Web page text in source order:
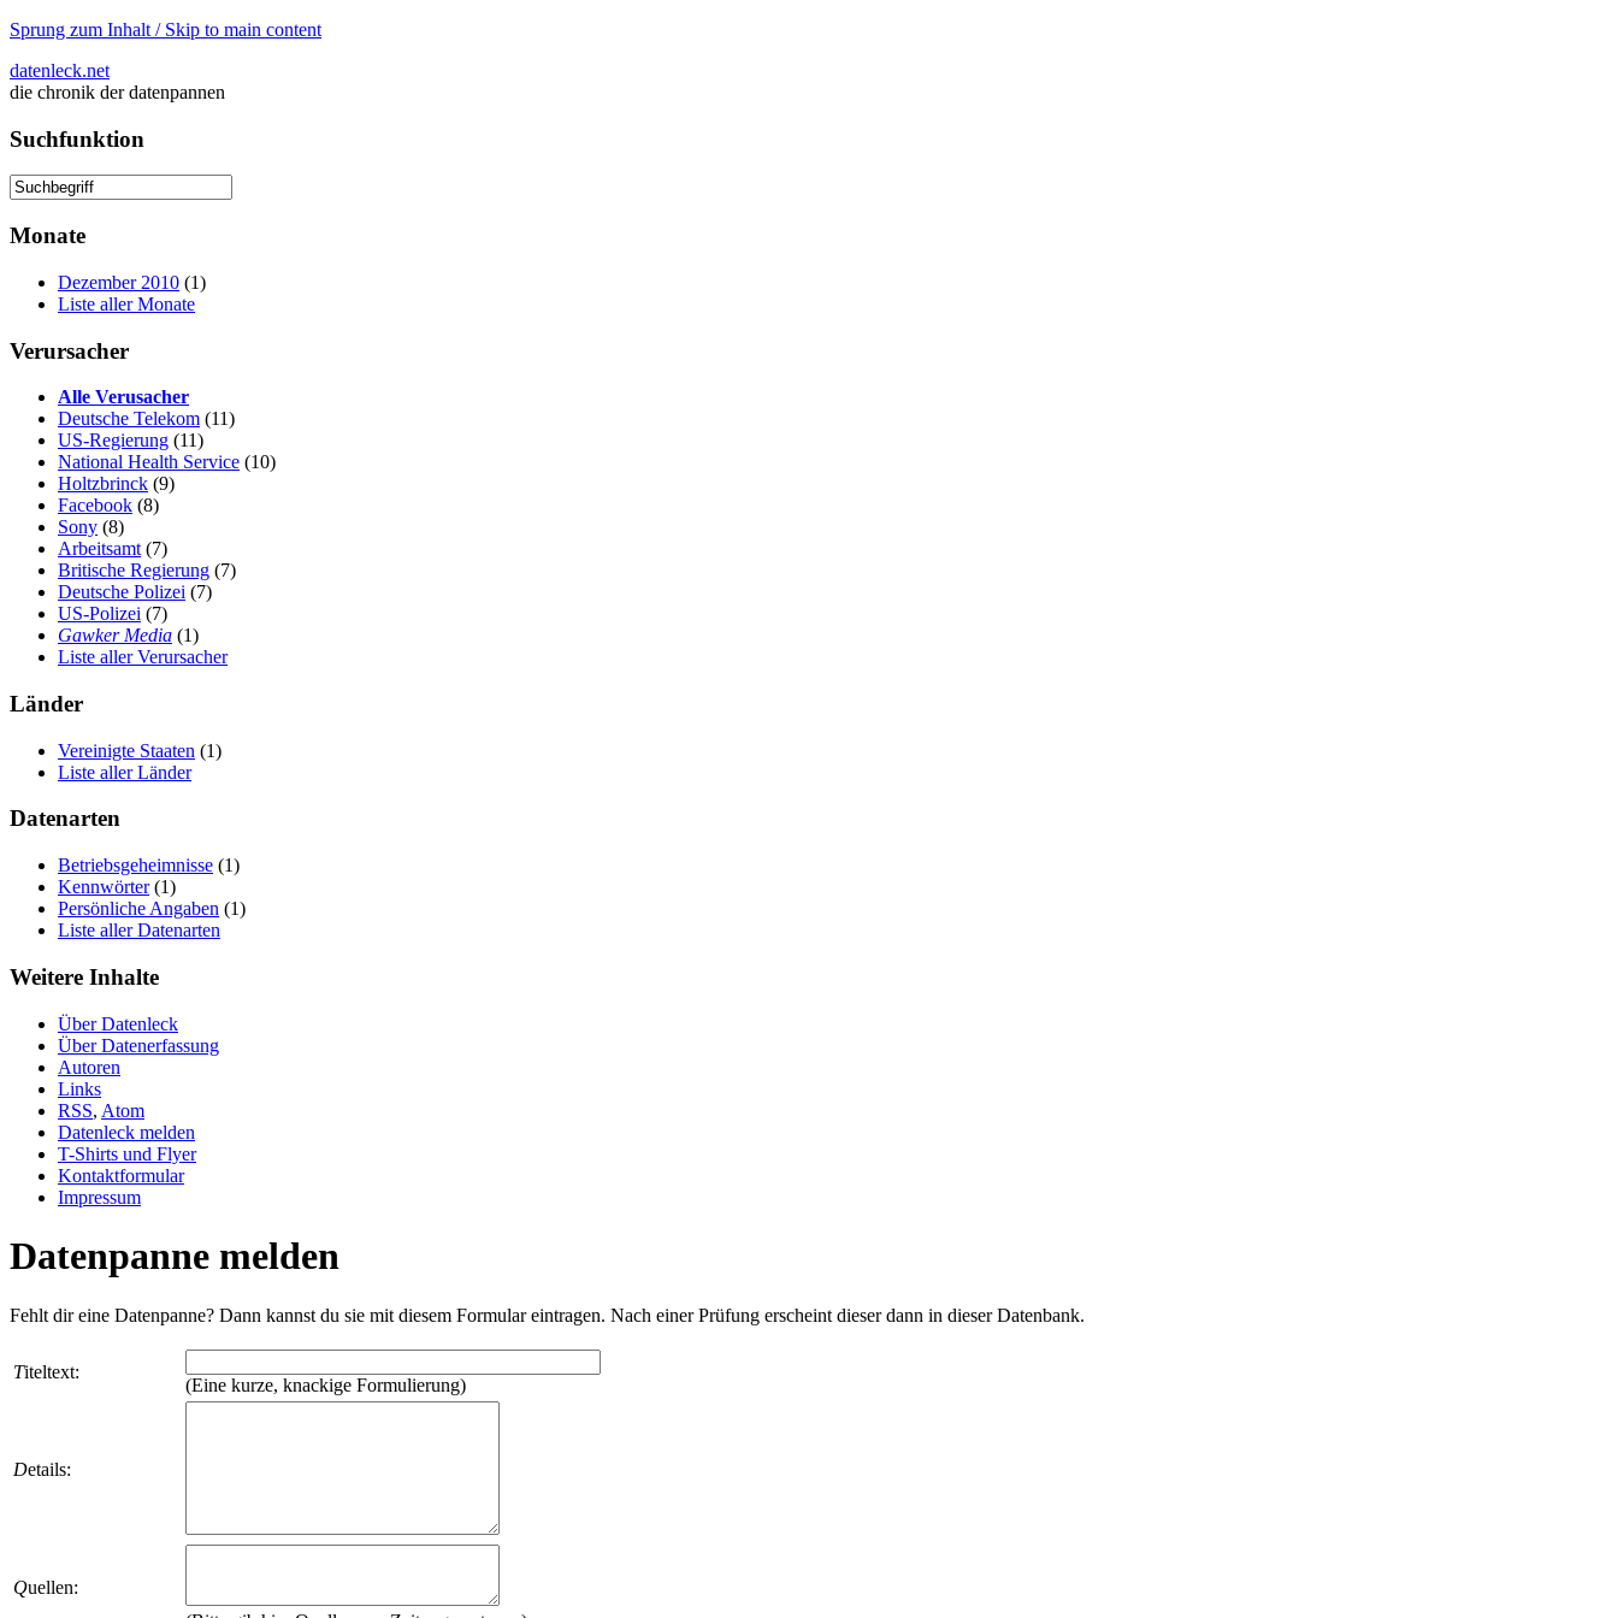
Sprung zum Inhalt / Skip to main content
datenleck.net
die chronik der datenpannen
Suchfunktion
Monate
Dezember 2010 (1)
Liste aller Monate
Verursacher
Alle Verusacher
Deutsche Telekom (11)
US-Regierung (11)
National Health Service (10)
Holtzbrinck (9)
Facebook (8)
Sony (8)
Arbeitsamt (7)
Britische Regierung (7)
Deutsche Polizei (7)
US-Polizei (7)
Gawker Media (1)
Liste aller Verursacher
Länder
Vereinigte Staaten (1)
Liste aller Länder
Datenarten
Betriebsgeheimnisse (1)
Kennwörter(1)
Persönliche Angaben (1)
Liste aller Datenarten
Weitere Inhalte
Über Datenleck
Über Datenerfassung
Autoren
Links
RSS, Atom
Datenleck melden
T-Shirts und Flyer
Kontaktformular
Impressum
Datenpanne melden
Fehlt dir eine Datenpanne? Dann kannst du sie mit diesem Formular eintragen. Nach einer Prüfung erscheint dieser dann in dieser Datenbank.
Titeltext:
(Eine kurze, knackige Formulierung)
Details:
Quellen: